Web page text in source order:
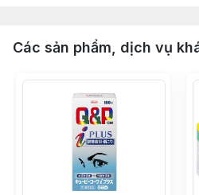
Tetrahydrozoline
Trong sản phẩm có chứa
giác một cách tốt nhất, hạn
nhức mắt do thường xuyên
cạnh đó Natri sulfate
Các sản phẩm, dịch vụ